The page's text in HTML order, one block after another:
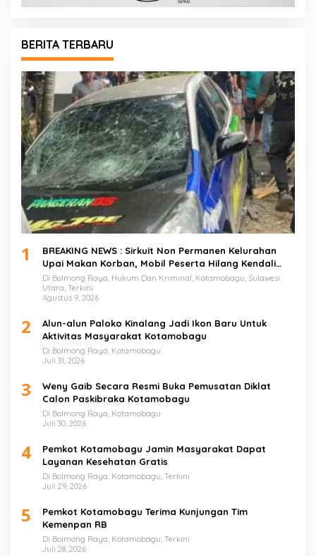
BERITA TERBARU
1
BREAKING NEWS : Sirkuit Non Permanen Kelurahan
Upai Makan Korban, Mobil Peserta Hilang Kendali
Tabrak Penonton
Di Bolmong Raya, Hukum Dan Kriminal, Kotamobagu, Sulawesi
Utara, Terkini
Agustus 9, 2026
2
Alun-alun Paloko Kinalang Jadi Ikon Baru Untuk
Aktivitas Masyarakat Kotamobagu
Di Bolmong Raya, Kotamobagu
Juli 31, 2026
3
Weny Gaib Secara Resmi Buka Pemusatan Diklat
Calon Paskibraka Kotamobagu
Di Bolmong Raya, Kotamobagu
Juli 30, 2026
4
Pemkot Kotamobagu Jamin Masyarakat Dapat
Layanan Kesehatan Gratis
Di Bolmong Raya, Kotamobagu, Terkini
Juli 29, 2026
5
Pemkot Kotamobagu Terima Kunjungan Tim
Kemenpan RB
Di Bolmong Raya, Kotamobagu, Terkini
Juli 28, 2026